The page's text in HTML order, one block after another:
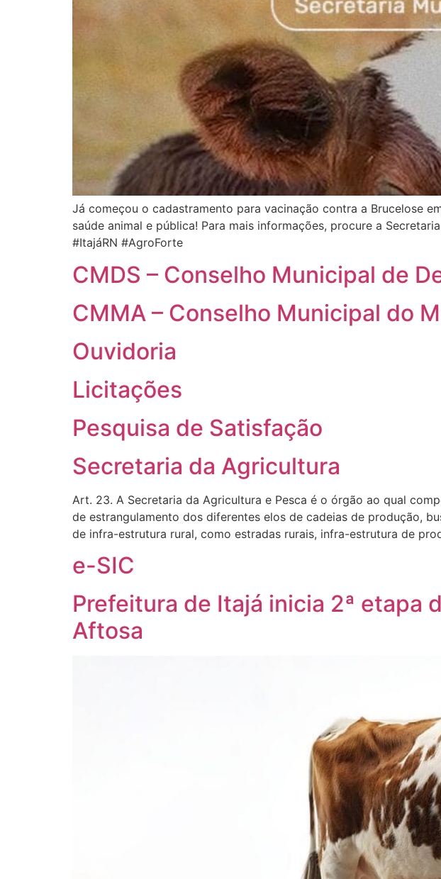
Já começou o cadastramento para vacinação contra a Brucelose
saúde animal e pública! Para mais informações, procure a
#ItajáRN #AgroForte
CMDS – Conselho Municipal de
CMMA – Conselho Municipal do
Ouvidoria
Licitações
Pesquisa de Satisfação
Secretaria da Agricultura
Art. 23. A Secretaria da Agricultura e Pesca é o órgão ao qual
de estrangulamento dos diferentes elos de cadeias de produção,
de infra-estrutura rural, como estradas rurais, infra-estrutura de
e-SIC
Prefeitura de Itajá inicia 2ª etapa
Aftosa